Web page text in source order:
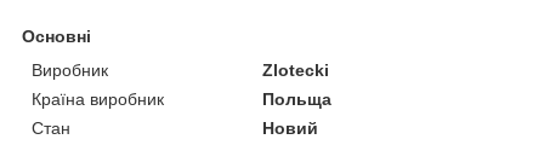
Основні
Виробник
Zlotecki
Країна виробник
Польща
Стан
Новий